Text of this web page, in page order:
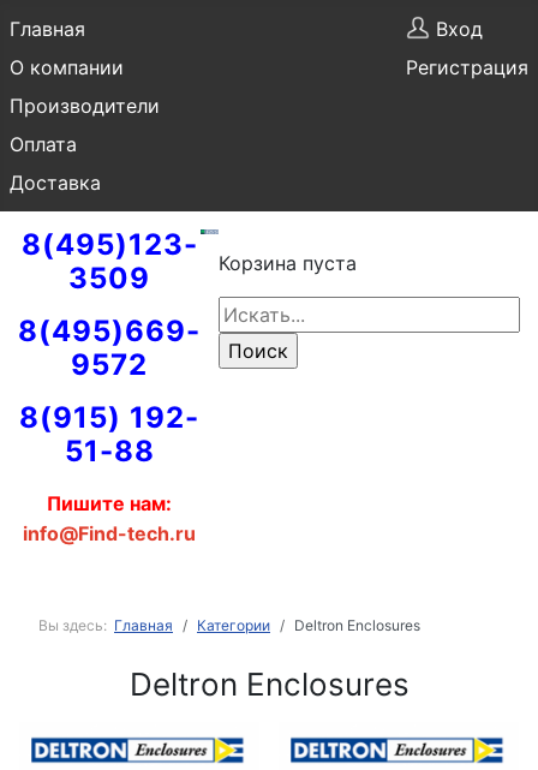
Главная
О компании
Производители
Оплата
Доставка
Вход
Регистрация
8(495)123-
3509
8(495)669-
9572
8(915) 192-
51-88
Пишите нам:
info@Find-tech.ru
Корзина пуста
Вы здесь: Главная Категории Deltron Enclosures
Deltron Enclosures